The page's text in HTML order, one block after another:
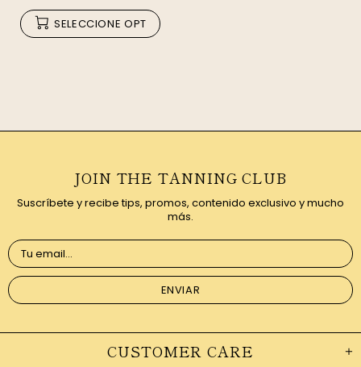
SELECCIONE OPT
CUSTOMER CARE
JOIN THE TANNING CLUB
Suscríbete y recibe tips, promos, contenido exclusivo y mucho
más.